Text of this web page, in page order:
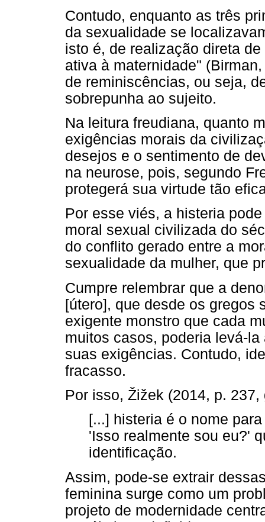
Contudo, enquanto as três
da sexualidade se
isto é, de realização direta
ativa à maternidade"
de reminiscências, ou seja,
sobrepunha ao sujeito.
Na leitura freudiana, quanto
exigências morais da
desejos e o sentimento de
na neurose, pois, segundo
protegerá sua virtude tão
Por esse viés, a histeria
moral sexual civilizada do
do conflito gerado entre a
sexualidade da mulher, que
Cumpre relembrar que a
[útero], que desde os gregos
exigente monstro que cada
muitos casos, poderia levá-
suas exigências. Contudo,
fracasso.
Por isso, Žižek (2014, p.
[...] histeria é o nome
'Isso realmente sou eu?'
identificação.
Assim, pode-se extrair
feminina surge como um
projeto de modernidade